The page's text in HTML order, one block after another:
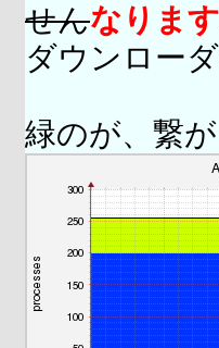
せんなります
ダウンロー
緑のが、繋が